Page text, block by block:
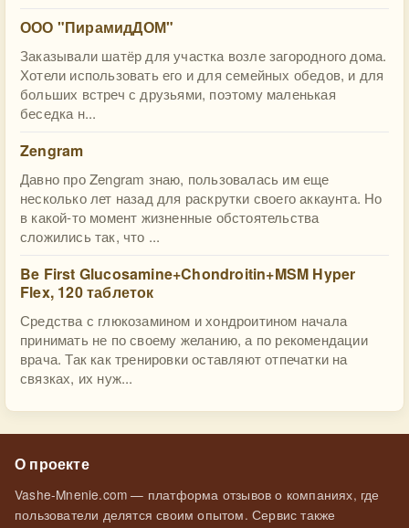
ООО "ПирамидДОМ"
Заказывали шатёр для участка возле загородного дома.
Хотели использовать его и для семейных обедов, и для
больших встреч с друзьями, поэтому маленькая
беседка н...
Zengram
Давно про Zengram знаю, пользовалась им еще
несколько лет назад для раскрутки своего аккаунта. Но
в какой-то момент жизненные обстоятельства
сложились так, что ...
Be First Glucosamine+Chondroitin+MSM Hyper
Flex, 120 таблеток
Средства с глюкозамином и хондроитином начала
принимать не по своему желанию, а по рекомендации
врача. Так как тренировки оставляют отпечатки на
связках, их нуж...
О проекте
Vashe-Mnenie.com — платформа отзывов о компаниях, где
пользователи делятся своим опытом. Сервис также